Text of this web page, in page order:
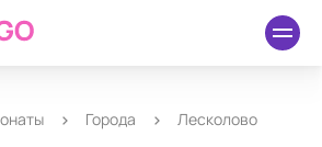
Города Лесколово